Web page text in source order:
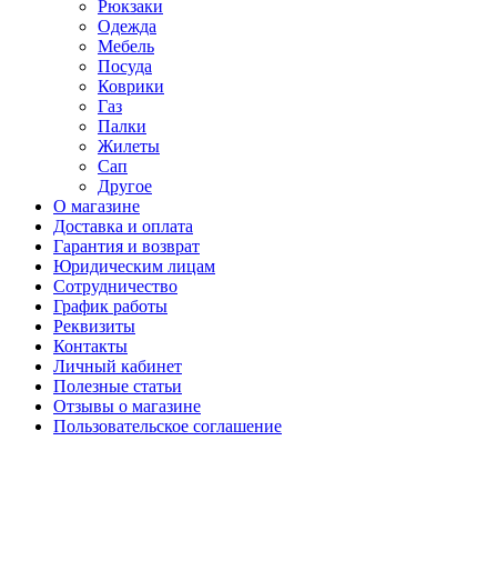
Рюкзаки
Одежда
Мебель
Посуда
Коврики
Газ
Палки
Жилеты
Сап
Другое
О магазине
Доставка и оплата
Гарантия и возврат
Юридическим лицам
Сотрудничество
График работы
Реквизиты
Контакты
Личный кабинет
Полезные статьи
Отзывы о магазине
Пользовательское соглашение